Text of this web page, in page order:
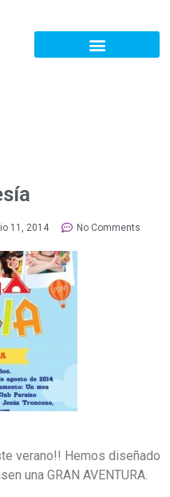
11, 2014 No Comments
verano!! Hemos diseñado
una GRAN AVENTURA.